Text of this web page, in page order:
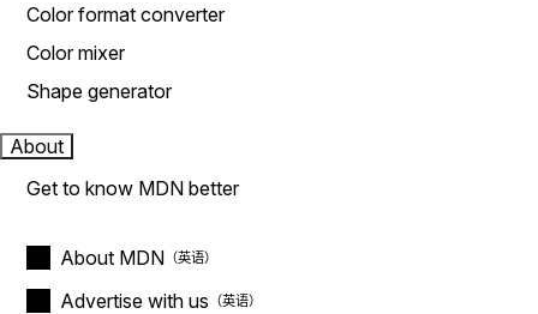
Color format converter
Color mixer
Shape generator
About
Get to know MDN better
About MDN
Advertise with us